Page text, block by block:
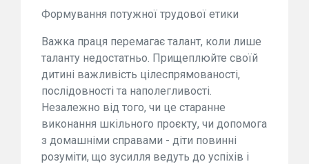
Формування потужної трудової етики
Важка праця перемагає талант, коли лише
таланту недостатньо. Прищеплюйте своїй
дитині важливість цілеспрямованості,
послідовності та наполегливості.
Незалежно від того, чи це старанне
виконання шкільного проєкту, чи допомога
з домашніми справами - діти повинні
розуміти, що зусилля ведуть до успіхів і